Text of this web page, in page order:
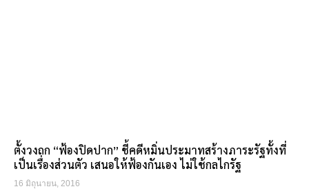
ตั้งวงถก “ฟ้องปิดปาก” ชี้คดีหมิ่นประมาทสร้างภาระรัฐทั้งที่
เป็นเรื่องส่วนตัว เสนอให้ฟ้องกันเอง ไม่ใช้กลไกรัฐ
16 มิถุนายน, 2016